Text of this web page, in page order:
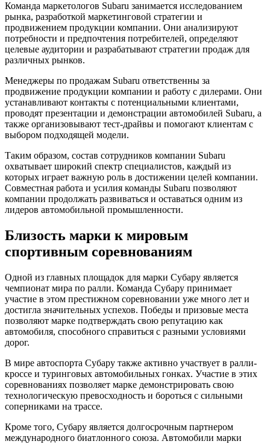
Команда маркетологов Subaru занимается исследованием
рынка, разработкой маркетинговой стратегии и
продвижением продукции компании. Они анализируют
потребности и предпочтения потребителей, определяют
целевые аудитории и разрабатывают стратегии продаж для
различных рынков.
Менеджеры по продажам Subaru ответственны за
продвижение продукции компании и работу с дилерами. Они
устанавливают контакты с потенциальными клиентами,
проводят презентации и демонстрации автомобилей Subaru, а
также организовывают тест-драйвы и помогают клиентам с
выбором подходящей модели.
Таким образом, состав сотрудников компании Subaru
охватывает широкий спектр специалистов, каждый из
которых играет важную роль в достижении целей компании.
Совместная работа и усилия команды Subaru позволяют
компании продолжать развиваться и оставаться одним из
лидеров автомобильной промышленности.
Близость марки к мировым
спортивным соревнованиям
Одной из главных площадок для марки Субару является
чемпионат мира по ралли. Команда Субару принимает
участие в этом престижном соревновании уже много лет и
достигла значительных успехов. Победы и призовые места
позволяют марке подтверждать свою репутацию как
автомобиля, способного справиться с разными условиями
дорог.
В мире автоспорта Субару также активно участвует в ралли-
кроссе и туринговых автомобильных гонках. Участие в этих
соревнованиях позволяет марке демонстрировать свою
технологическую превосходность и бороться с сильными
соперниками на трассе.
Кроме того, Субару является долгосрочным партнером
международного биатлонного союза. Автомобили марки